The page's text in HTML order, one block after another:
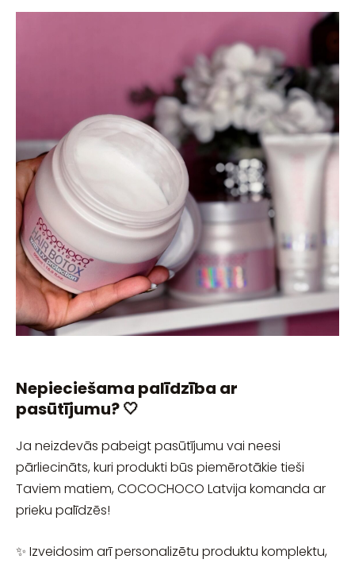
Nepieciešama palīdzība ar
pasūtījumu? 🤍
Ja neizdevās pabeigt pasūtījumu vai neesi
pārliecināts, kuri produkti būs piemērotākie tieši
Taviem matiem, COCOCHOCO Latvija komanda ar
prieku palīdzēs!
✨ Izveidosim arī personalizētu produktu komplektu,